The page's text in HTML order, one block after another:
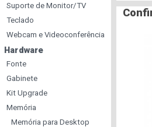
Suporte de Monitor/TV
Teclado
Webcam e Videoconferência
Hardware
Fonte
Gabinete
Kit Upgrade
Memória
Memória para Desktop